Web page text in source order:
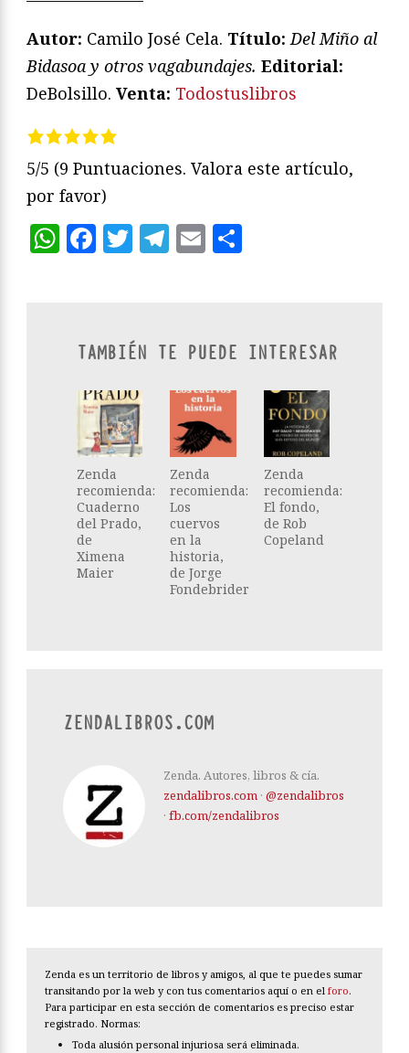
Autor: Camilo José Cela. Título:Del Miño al
Bidasoa y otros vagabundajes. Editorial:
DeBolsillo. Venta: Todostuslibros
5/5 (9 Puntuaciones. Valora este artículo,
por favor)
WhatsApp
Facebook
Twitter
Telegram
Email
TAMBIÉN TE PUEDE INTERESAR
Zenda
recomienda:
Cuaderno
del Prado,
de
Ximena
Maier
Zenda
recomienda:
Los
cuervos
en la
historia,
de Jorge
Fondebrider
Zenda
recomienda:
El fondo,
de Rob
Copeland
ZENDALIBROS.COM
Zenda. Autores, libros & cía.
zendalibros.com · @zendalibros
· fb.com/zendalibros
Zenda es un territorio de libros y amigos, al que te puedes sumar
transitando por la web y con tus comentarios aquí o en el foro.
Para participar en esta sección de comentarios es preciso estar
registrado. Normas:
Toda alusión personal injuriosa será eliminada.